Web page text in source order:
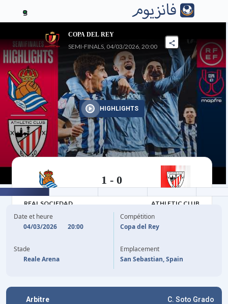
3
COPA DEL REY
SEMI-FINALS, 04/03/2026, 20:00
HIGHLIGHTS
REAL SOCIEDAD
1 -0
ATHLETIC CLUB
Date et heure
04/03/2026
20:00
Stade
Reale Arena
Compétition
Copa del Rey
Emplacement
San Sebastian, Spain
Arbitre C. Soto Grado